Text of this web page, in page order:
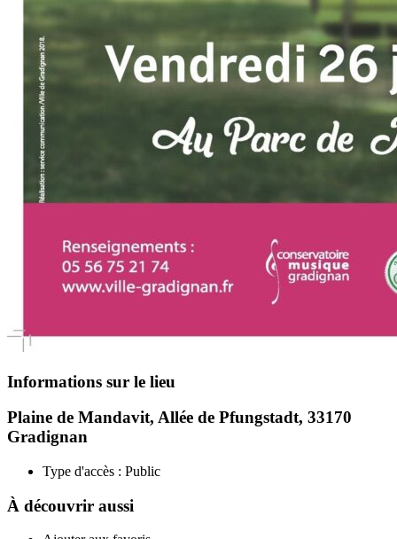
Informations sur le lieu
Plaine de Mandavit, Allée de Pfungstadt, 33170
Gradignan
Type d'accès : Public
À découvrir aussi